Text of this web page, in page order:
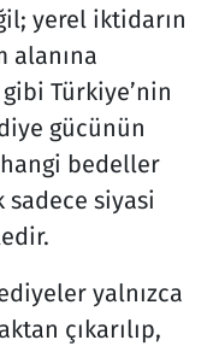
yerel iktidarın
alanına
Türkiye’nin
gücünün
bedeller
sadece siyasi
yalnızca
çıkarılıp,